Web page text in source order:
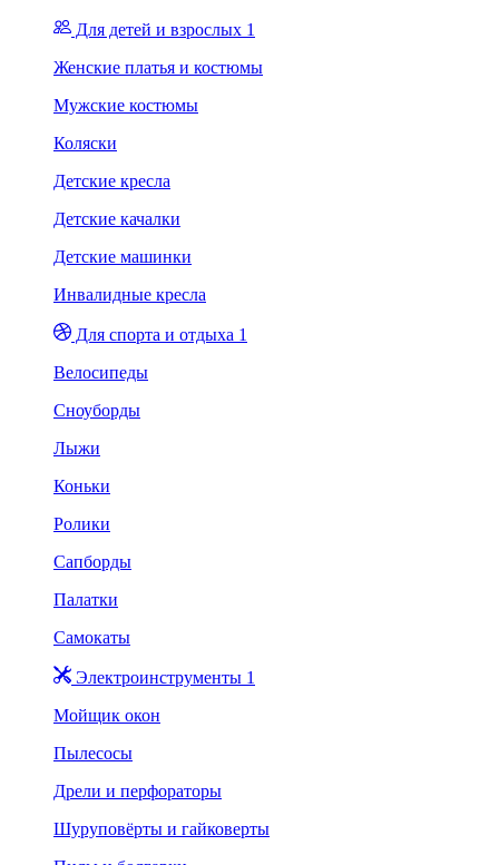
Для детей и взрослых 1
Женские платья и костюмы
Мужские костюмы
Коляски
Детские кресла
Детские качалки
Детские машинки
Инвалидные кресла
Для спорта и отдыха 1
Велосипеды
Сноуборды
Лыжи
Коньки
Ролики
Сапборды
Палатки
Самокаты
Электроинструменты 1
Мойщик окон
Пылесосы
Дрели и перфораторы
Шуруповёрты и гайковерты